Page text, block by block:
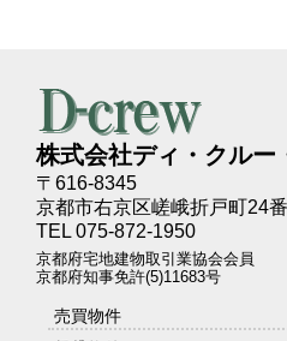
株式会社ディ・クルー
〒616-8345
京都市右京区嵯峨折戸町24
TEL 075-872-1950
京都府宅地建物取引業協会会員
京都府知事免許(5)11683号
売買物件